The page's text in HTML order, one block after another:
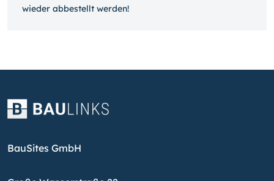
wieder ab­bestellt werden!
BauSites GmbH